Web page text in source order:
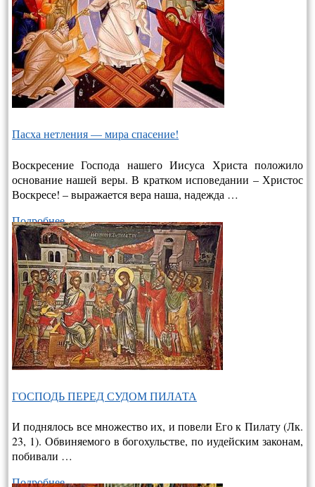
Пасха нетления — мира спасение!
Воскресение Господа нашего Иисуса Христа положило
основание нашей веры. В кратком исповедании – Христос
Воскресе! – выража­ется вера наша, надежда …
Подробнее…
ГОСПОДЬ ПЕРЕД СУДОМ ПИЛАТА
И поднялось все множество их, и повели Его к Пилату (Лк.
23, 1). Обвиняемого в богохульстве, по иудейским законам,
побивали …
Подробнее…